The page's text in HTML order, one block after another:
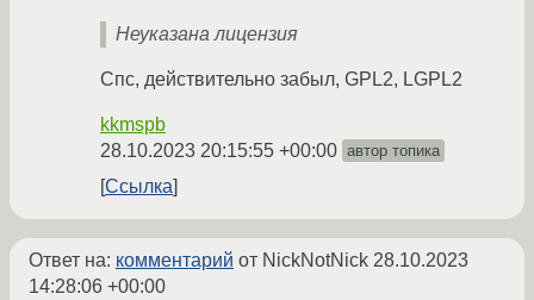
Неуказана лицензия
Спс, действительно забыл, GPL2, LGPL2
kkmspb
28.10.2023 20:15:55 +00:00 автор топика
Ссылка
Ответ на: комментарий от NickNotNick 28.10.2023
14:28:06 +00:00